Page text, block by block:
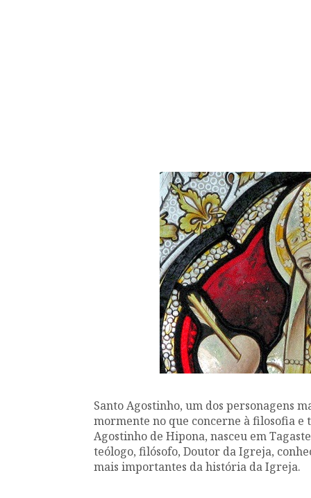
Santo Agostinho, um dos personagens
mormente no que concerne à filosofia e
Agostinho de Hipona, nasceu em Tagaste
teólogo, filósofo, Doutor da Igreja,
mais importantes da história da Igreja.